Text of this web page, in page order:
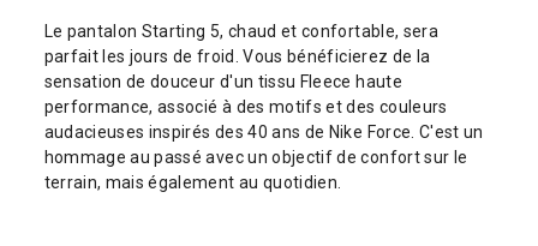
Le pantalon Starting 5, chaud et confortable, sera
parfait les jours de froid. Vous bénéficierez de la
sensation de douceur d'un tissu Fleece haute
performance, associé à des motifs et des couleurs
audacieuses inspirés des 40 ans de Nike Force. C'est un
hommage au passé avec un objectif de confort sur le
terrain, mais également au quotidien.